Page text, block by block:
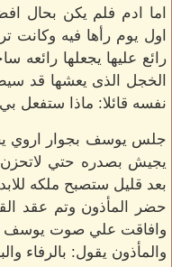
اما ادم فلم يكن بحال
اول يوم رأها فيه وكانت
رائع عليها يجعلها رائعه
الخجل الذى يعشها قد
نفسه قائلا: ماذا ستفعل
جلس يوسف بجوار اروي
يجيش بصدره حتي لاتحزن
بعد قليل ستصبح ملكه
حضر المأذون وتم عقد
وافاقت علي صوت يوسف
والمأذون يقول: بالرفاء